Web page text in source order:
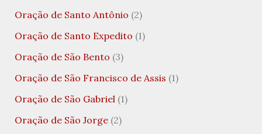
Oração de Santo Antônio (2)
Oração de Santo Expedito (1)
Oração de São Bento (3)
Oração de São Francisco de Assis (1)
Oração de São Gabriel (1)
Oração de São Jorge(2)